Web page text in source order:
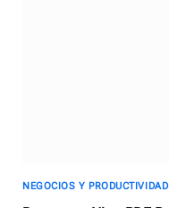
NEGOCIOS Y PRODUCTIVIDAD